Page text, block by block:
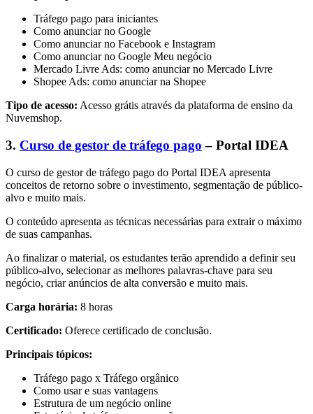
Tráfego pago para iniciantes
Como anunciar no Google
Como anunciar no Facebook e Instagram
Como anunciar no Google Meu negócio
Mercado Livre Ads: como anunciar no Mercado Livre
Shopee Ads: como anunciar na Shopee
Tipo de acesso: Acesso grátis através da plataforma de ensino da
Nuvemshop.
3. Curso de gestor de tráfego pago – Portal IDEA
O curso de gestor de tráfego pago do Portal IDEA apresenta
conceitos de retorno sobre o investimento, segmentação de público-
alvo e muito mais.
O conteúdo apresenta as técnicas necessárias para extrair o máximo
de suas campanhas.
Ao finalizar o material, os estudantes terão aprendido a definir seu
público-alvo, selecionar as melhores palavras-chave para seu
negócio, criar anúncios de alta conversão e muito mais.
Carga horária: 8 horas
Certificado: Oferece certificado de conclusão.
Principais tópicos:
Tráfego pago x Tráfego orgânico
Como usar e suas vantagens
Estrutura de um negócio online